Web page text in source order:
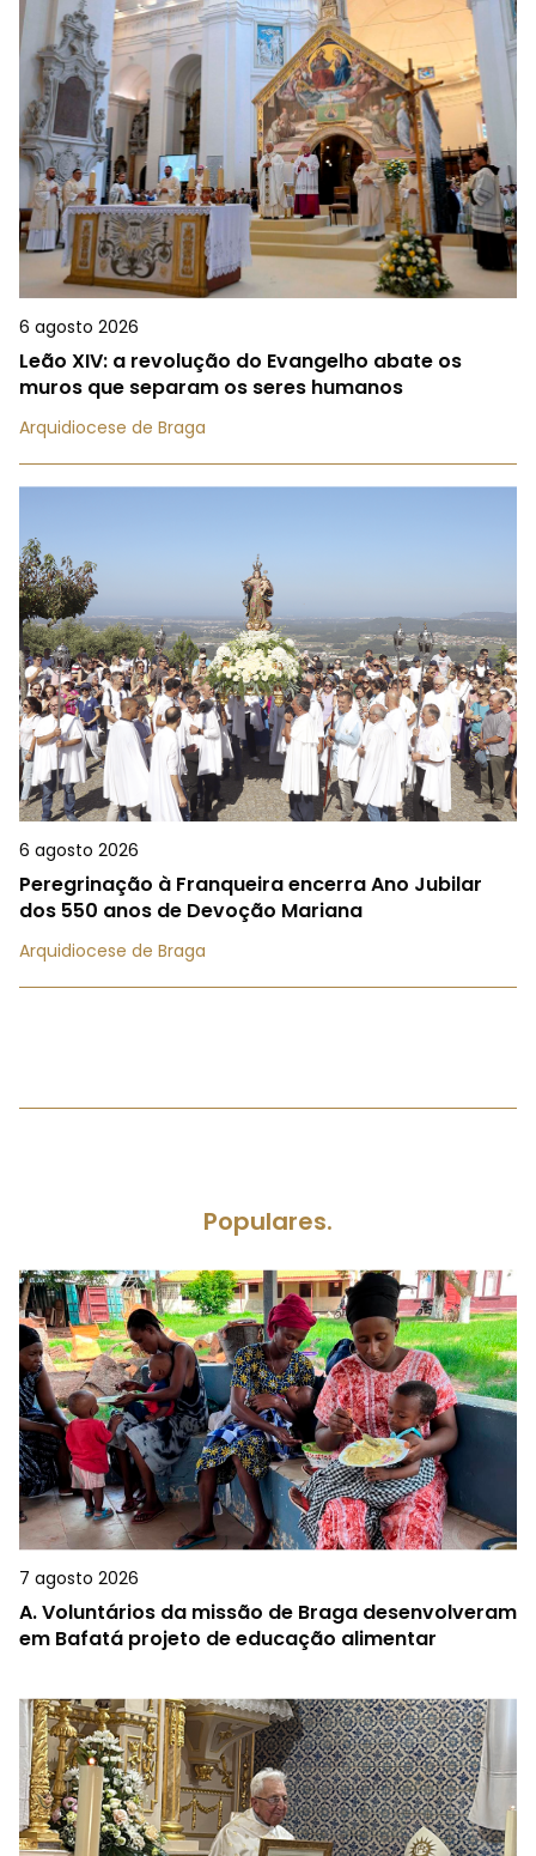
6 agosto 2026
Leão XIV: a revolução do Evangelho abate os
muros que separam os seres humanos
Arquidiocese de Braga
6 agosto 2026
Peregrinação à Franqueira encerra Ano Jubilar
dos 550 anos de Devoção Mariana
Arquidiocese de Braga
Populares.
7 agosto 2026
A.Voluntários da missão de Braga desenvolveram
em Bafatá projeto de educação alimentar